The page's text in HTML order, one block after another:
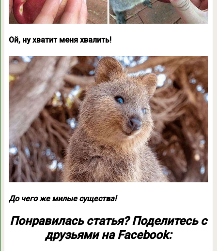
Ой, ну хватит меня хвалить!
До чего же милые существа!
Понравилась статья? Поделитесь с
друзьями на Facebook: